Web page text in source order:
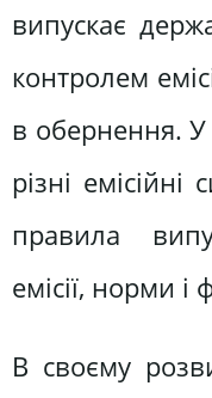
випускає
контролем
в обернення. У
різні
правила
емісії, норми
В своєму